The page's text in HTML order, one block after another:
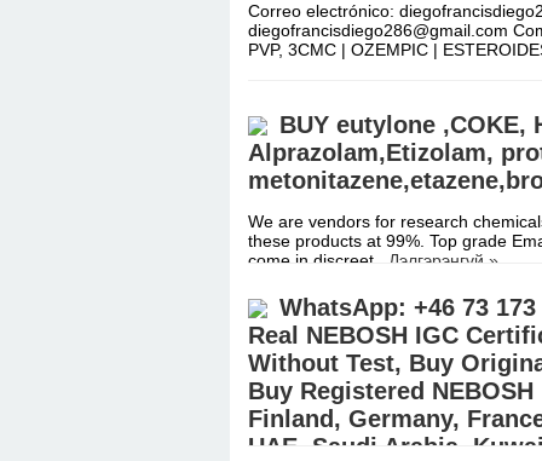
Correo electrónico:
diegofrancisdiego286@gmail.com
PVP, 3CMC | OZEMPIC |
BUY eutylone ,COKE,
Alprazolam,Etizolam,
We are vendors for research
these products at 99%. Top grade
come in discreet
Дэлгэрэнгүй »
WhatsApp: +46 73
Real NEBOSH IGC
Without Test, Buy
Buy Registered
Finland, Germany,
UAE, Saudi Arabia,